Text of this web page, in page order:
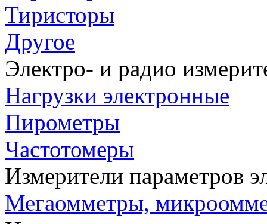
Тиристоры
Другое
Электро- и радио
Нагрузки электронные
Пирометры
Частотомеры
Измерители параметров
Мегаомметры,